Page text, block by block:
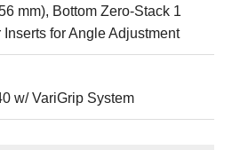
mm), Bottom Zero-Stack 1
for Angle Adjustment
w/ VariGrip System